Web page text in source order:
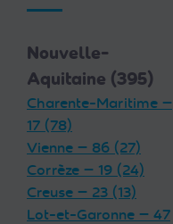
Nouvelle-
Aquitaine (395)
Charente-Maritime —
17 (78)
Vienne — 86 (27)
Corrèze — 19 (24)
Creuse — 23 (13)
Lot-et-Garonne — 47